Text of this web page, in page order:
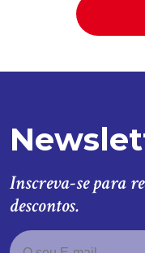
Inscreva-se para
descontos.